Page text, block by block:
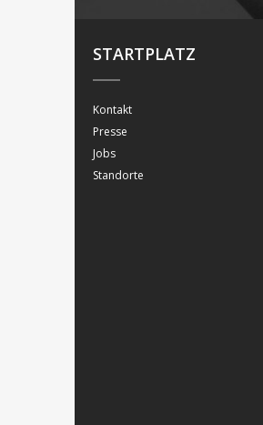
STARTPLATZ
Kontakt
Presse
Jobs
Standorte